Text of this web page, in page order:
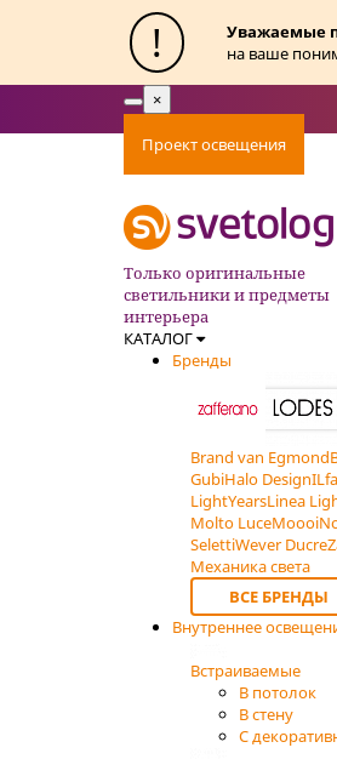
! Уважаемые
на ваше
Toggle
×
Проект освещения
Только оригинальные
светильники и предметы
интерьера
КАТАЛОГ
Бренды
Brand van Egmond
GubiHalo Design
LightYearsLinea
Molto LuceMoooi
SelettiWever Ducre
Механика света
ВСЕ БРЕНДЫ
Внутреннее
Встраиваемые
В потолок
В стену
С